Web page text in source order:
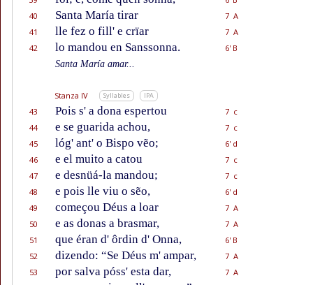
40
Santa María tirar
7 A
41
lle fez o fill' e crïar
7 A
42
lo mandou en Sanssonna.
6' B
Santa María amar...
Stanza IV Syllables IPA
43 Pois s' a dona espertou
7 c
44
e se guarida achou,
7 c
45
lóg' ant' o Bispo vẽo;
6' d
46
e el muito a catou
7 c
47
e desnüá-la mandou;
7 c
48
e pois lle viu o sẽo,
6' d
49
começou Déus a loar
7 A
50
e as donas a brasmar,
7 A
51
que éran d' ôrdin d' Onna,
6' B
52
dizendo: “Se Déus m' ampar,
7 A
53
por salva póss' esta dar,
7 A